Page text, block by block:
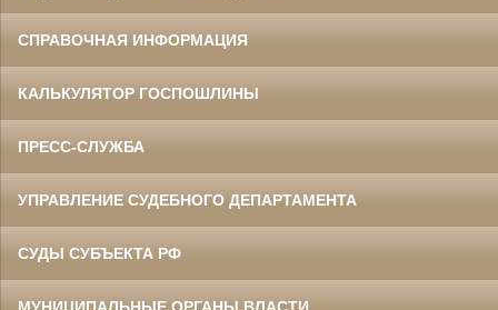
СПРАВОЧНАЯ ИНФОРМАЦИЯ
КАЛЬКУЛЯТОР ГОСПОШЛИНЫ
ПРЕСС-СЛУЖБА
УПРАВЛЕНИЕ СУДЕБНОГО ДЕПАРТАМЕНТА
СУДЫ СУБЪЕКТА РФ